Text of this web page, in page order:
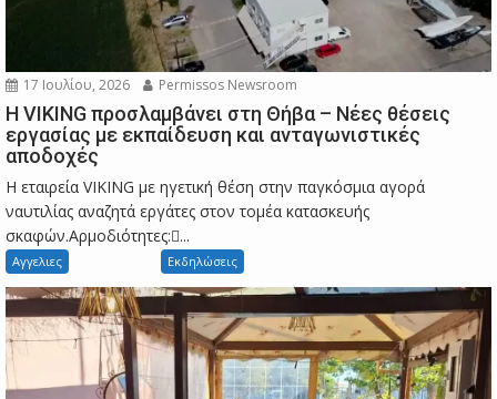
17 Ιουλίου, 2026 Permissos Newsroom
Η VIKING προσλαμβάνει στη Θήβα – Νέες θέσεις
εργασίας με εκπαίδευση και ανταγωνιστικές
αποδοχές
Η εταιρεία VIKING με ηγετική θέση στην παγκόσμια αγορά
ναυτιλίας αναζητά εργάτες στον τομέα κατασκευής
σκαφών.Αρμοδιότητες:...
Αγγελιες Εκδηλώσεις